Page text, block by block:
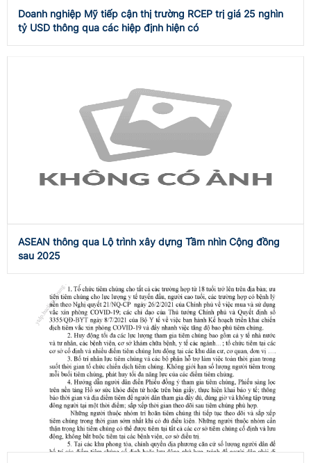
Doanh nghiệp Mỹ tiếp cận thị trường RCEP trị giá 25 nghìn
tỷ USD thông qua các hiệp định hiện có
ASEAN thông qua Lộ trình xây dựng Tầm nhìn Cộng đồng
sau 2025